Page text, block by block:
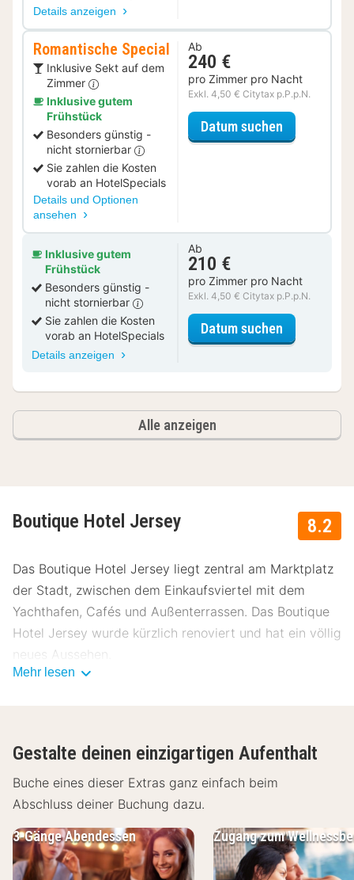
Details anzeigen
Romantische Special
Inklusive Sekt auf dem
Zimmer
Inklusive gutem
Frühstück
Besonders günstig -
nicht stornierbar
Sie zahlen die Kosten
vorab an HotelSpecials
Details und Optionen
ansehen
Ab
240 €
pro Zimmer pro Nacht
Exkl. 4,50 € Citytax p.P.p.N.
Datum suchen
Inklusive gutem
Frühstück
Besonders günstig -
nicht stornierbar
Sie zahlen die Kosten
vorab an HotelSpecials
Details anzeigen
Ab
210 €
pro Zimmer pro Nacht
Exkl. 4,50 € Citytax p.P.p.N.
Datum suchen
Alle anzeigen
8.2
Boutique Hotel Jersey
Das Boutique Hotel Jersey liegt zentral am Marktplatz
der Stadt, zwischen dem Einkaufsviertel mit dem
Yachthafen, Cafés und Außenterrassen. Das Boutique
Hotel Jersey wurde kürzlich renoviert und hat ein völlig
neues Aussehen.
Flachbildfernseher, einem Bluetooth-Audiosystem und
einem schönen Blick auf den Marktplatz oder auf den
Innengarten. Außerdem verfügen die Zimmer über ein
Badezimmer mit Toilette, begehbarer Dusche und
Haartrockner. Du willst dich entspannen? Als Hotelgast
kannst du das neues Wellness-Center mit Hallenbad,
Mehr lesen
Gestalte deinen einzigartigen Aufenthalt
Buche eines dieser Extras ganz einfach beim
Abschluss deiner Buchung dazu.
Zugang zum
3-Gänge Abendessen